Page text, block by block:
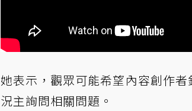
她表示，觀眾可能希望內容創作
況主詢問相關問題。